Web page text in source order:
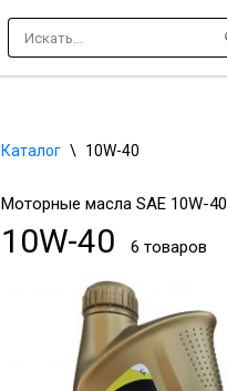
Каталог \ 10W-40
Моторные масла SAE 10W-40
10W-40 6 товаров